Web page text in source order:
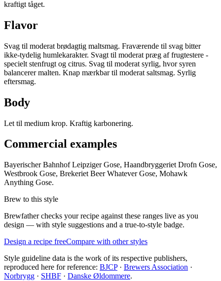
kraftigt tåget.
Flavor
Svag til moderat brødagtig maltsmag. Fraværende til svag bitter
ikke-tydelig humlekarakter. Svagt til moderat præg af frugtestere -
specielt stenfrugt og citrus. Svag til moderat syrlig, hvor syren
balancerer malten. Knap mærkbar til moderat saltsmag. Syrlig
eftersmag.
Body
Let til medium krop. Kraftig karbonering.
Commercial examples
Bayerischer Bahnhof Leipziger Gose, Haandbryggeriet Drofn Gose,
Westbrook Gose, Brekeriet Beer Whatever Gose, Mohawk
Anything Gose.
Brew to this style
Brewfather checks your recipe against these ranges live as you
design — with style suggestions and a true-to-style badge.
Design a recipe freeCompare with other styles
Style guideline data is the work of its respective publishers,
reproduced here for reference: BJCP· Brewers Association ·
Norbrygg · SHBF · Danske Øldommere.